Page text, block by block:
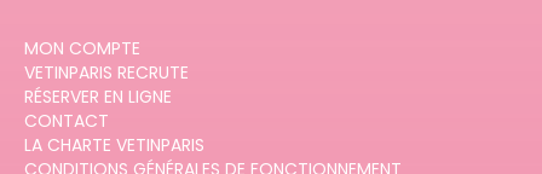
MON COMPTE
VETINPARIS RECRUTE
RÉSERVER EN LIGNE
CONTACT
LA CHARTE VETINPARIS